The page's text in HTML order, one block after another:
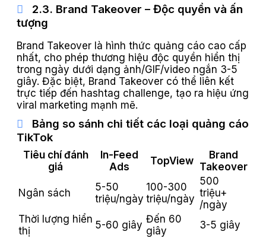
2.3. Brand Takeover – Độc quyền và ấn
tượng
Brand Takeover là hình thức quảng cáo cao cấp
nhất, cho phép thương hiệu độc quyền hiển thị
trong ngày dưới dạng ảnh/GIF/video ngắn 3-5
giây. Đặc biệt, Brand Takeover có thể liên kết
trực tiếp đến hashtag challenge, tạo ra hiệu ứng
viral marketing mạnh mẽ.
Bảng so sánh chi tiết các loại quảng cáo
TikTok
Tiêu chí đánh
giá
In-Feed
Ads
TopView
Brand
Takeover
Ngân sách
5-50
triệu/ngày
100-300
triệu/ngày
500
triệu+
/ngày
Thời lượng hiển
thị
5-60 giây Đến 60
giây
3-5 giây